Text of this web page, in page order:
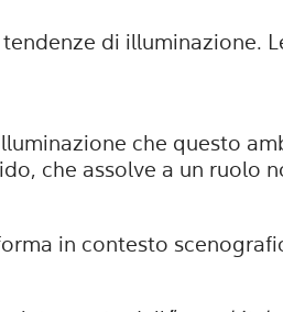
di illuminazione.
che questo
che assolve a un ruolo
in contesto